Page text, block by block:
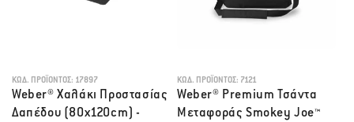
ΚΩΔ. ΠΡΟΪΌΝΤΟΣ: 17897
Weber® Χαλάκι Προστασίας
Δαπέδου (80x120cm) -
ΚΩΔ. ΠΡΟΪΌΝΤΟΣ: 7121
Weber® Premium Τσάντα
Μεταφοράς Smokey Joe™